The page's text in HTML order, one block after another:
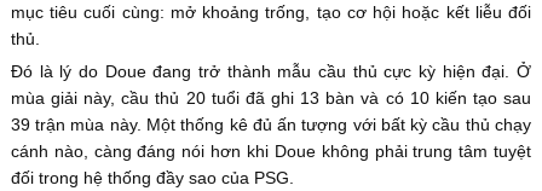
mục tiêu cuối cùng: mở khoảng trống, tạo cơ hội hoặc kết liễu đối
thủ.
Đó là lý do Doue đang trở thành mẫu cầu thủ cực kỳ hiện đại. Ở
mùa giải này, cầu thủ 20 tuổi đã ghi 13 bàn và có 10 kiến tạo sau
39 trận mùa này. Một thống kê đủ ấn tượng với bất kỳ cầu thủ chạy
cánh nào, càng đáng nói hơn khi Doue không phải trung tâm tuyệt
đối trong hệ thống đầy sao của PSG.